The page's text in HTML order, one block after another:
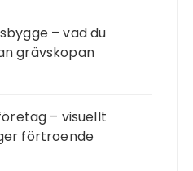
– vad du
grävskopan
– visuellt
förtroende